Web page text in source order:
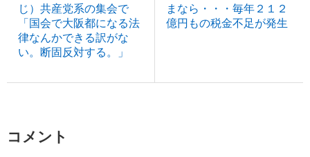
じ）共産党系の集会で
「国会で大阪都になる法
律なんかできる訳がな
い。断固反対する。」
まなら・・・毎年２１２
億円もの税金不足が発生
コメント